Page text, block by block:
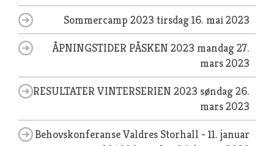
Sommercamp 2023 tirsdag 16. mai 2023
ÅPNINGSTIDER PÅSKEN 2023 mandag 27.
mars 2023
RESULTATER VINTERSERIEN 2023 søndag 26.
mars 2023
Behovskonferanse Valdres Storhall - 11. januar